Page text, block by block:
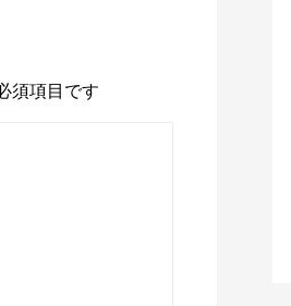
須項目です